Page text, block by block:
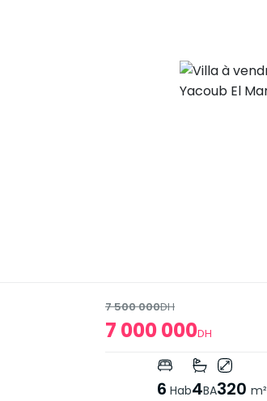
7 500 000DH
7 000 000DH
6 Hab4BA320 m²